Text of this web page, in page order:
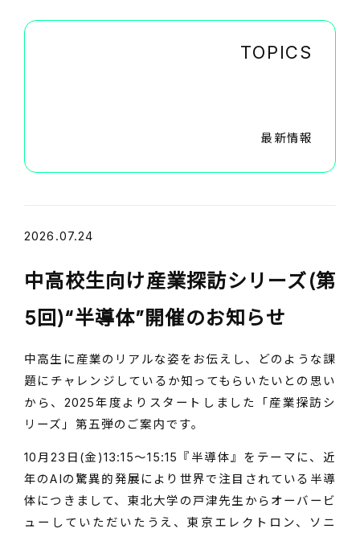
TOPICS
最新情報
2026.07.24
中高校生向け産業探訪シリーズ(第
5回)“半導体”開催のお知らせ
中高生に産業のリアルな姿をお伝えし、どのような課
題にチャレンジしているか知ってもらいたいとの思い
から、2025年度よりスタートしました「産業探訪シ
リーズ」第五弾のご案内です。
10月23日(金)13:15～15:15『半導体』をテーマに、近
年のAIの驚異的発展により世界で注目されている半導
体につきまして、東北大学の戸津先生からオーバービ
ューしていただいたうえ、東京エレクトロン、ソニ